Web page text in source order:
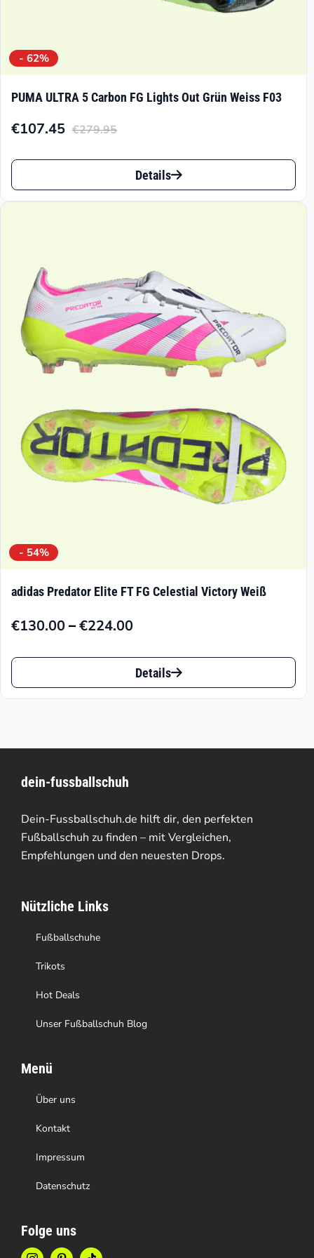
- 62%
PUMA ULTRA 5 Carbon FG Lights Out Grün Weiss F03
€279.95
Ursprünglicher
Preis
€279.95
€107.45
Aktueller
Preis
€107.45.
Dieses
Produkt
auf.
Die
Optionen
können
Produktseite
gewählt
Details
- 54%
adidas Predator Elite FT FG Celestial Victory Weiß
€130.00–€224.00
Preisspanne:
€130.00
€224.00
Dieses
Produkt
auf.
Die
Optionen
können
der
Produktseite
gewählt
werden
Details
dein-fussballschuh
Dein-Fussballschuh.de hilft dir, den perfekten
Fußballschuh zu finden – mit Vergleichen,
Empfehlungen und den neuesten Drops.
Nützliche Links
Fußballschuhe
Trikots
Hot Deals
Unser Fußballschuh Blog
Menü
Über uns
Kontakt
Impressum
Datenschutz
Folge uns